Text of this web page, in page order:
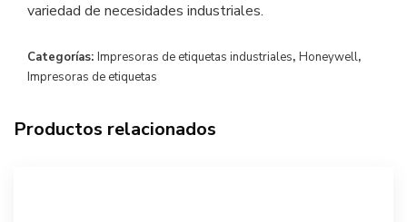
variedad de necesidades industriales.
Categorías: Impresoras de etiquetas industriales, Honeywell,
Impresoras de etiquetas
Productos relacionados